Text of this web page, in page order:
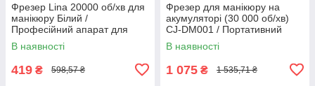
Фрезер Lina 20000 об/хв для
манікюру Білий /
Професійний апарат для
манікюру
В наявності
419 ₴ 598,57 ₴
Фрезер для манікюру на
акумуляторі (30 000 об/хв)
CJ-DM001 / Портативний
фрезер для нігтів
В наявності
1 075 ₴ 1 535,71 ₴